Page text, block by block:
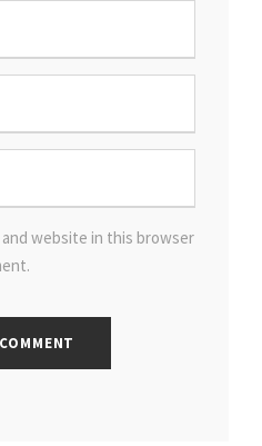
and website in this browser